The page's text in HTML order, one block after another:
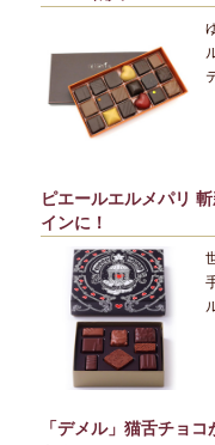
ピエールエルメパリ
インに！
「デメル」猫舌チョ